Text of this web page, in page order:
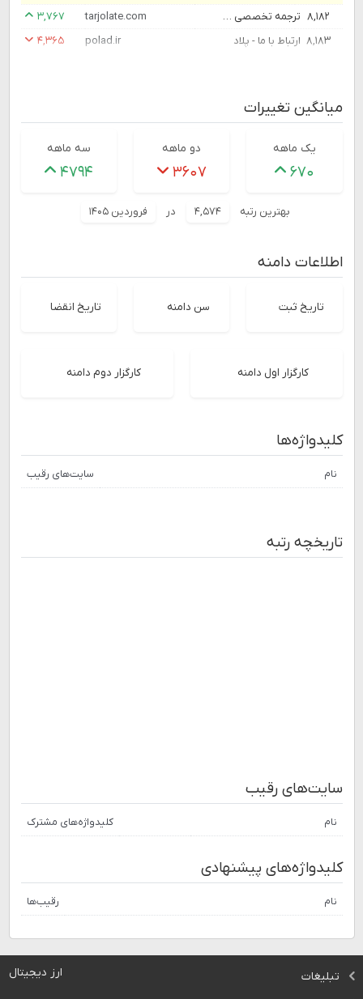
۸,۱۸۲
ترجمه تخصصی مقاله و کتاب با قیمت مناسب و کیفیت عالی و در زمان مناسب tarjolate.com
۳,۷۶۷
۸,۱۸۳ ارتباط با ما - پلاد polad.ir ۴,۳۶۵
میانگین تغییرات
یک ماهه
۶۷۰
دو ماهه
۳۶۰۷
سه ماهه
۴۷۹۴
بهترین رتبه ۴,۵۷۴ در فروردین ۱۴۰۵
اطلاعات دامنه
تاریخ ثبت سن دامنه تاریخ انقضا
کارگزار اول دامنه کارگزار دوم دامنه
کلیدواژه‌ها
نام سایت‌های رقیب
تاریخچه رتبه
سایت‌های رقیب
نام کلیدواژه‌های مشترک
کلیدواژه‌های پیشنهادی
نام رقیب‌ها
ارز دیجیتال
تبلیغات